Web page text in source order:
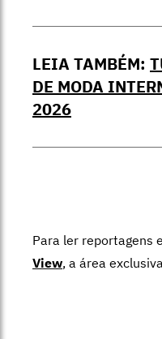
LEIA TAMBÉM:
DE MODA
2026
Para ler reportagens
View, a área